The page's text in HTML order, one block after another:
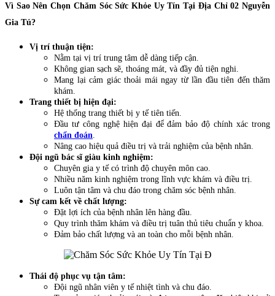
Vì Sao Nên Chọn Chăm Sóc Sức Khỏe Uy Tín Tại Địa Chỉ 02 Nguyễn
Gia Tú?
Vị trí thuận tiện:
Nằm tại vị trí trung tâm dễ dàng tiếp cận.
Không gian sạch sẽ, thoáng mát, và đầy đủ tiện nghi.
Mang lại cảm giác thoải mái ngay từ lần đầu tiên đến thăm
khám.
Trang thiết bị hiện đại:
Hệ thống trang thiết bị y tế tiên tiến.
Đầu tư công nghệ hiện đại để đảm bảo độ chính xác trong
chẩn đoán
Nâng cao hiệu quả điều trị và trải nghiệm của bệnh nhân.
Đội ngũ bác sĩ giàu kinh nghiệm:
Chuyên gia y tế có trình độ chuyên môn cao.
Nhiều năm kinh nghiệm trong lĩnh vực khám và điều trị.
Luôn tận tâm và chu đáo trong chăm sóc bệnh nhân.
Sự cam kết về chất lượng:
Đặt lợi ích của bệnh nhân lên hàng đầu.
Quy trình thăm khám và điều trị tuân thủ tiêu chuẩn y khoa.
Đảm bảo chất lượng và an toàn cho mỗi bệnh nhân.
Thái độ phục vụ tận tâm:
Đội ngũ nhân viên y tế nhiệt tình và chu đáo.